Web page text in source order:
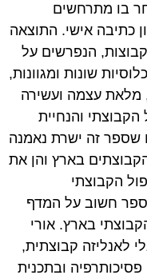
בו מתרחשים
כתיבה אישי. התוצאה
הנפרשים על
שונות ומגוונות,
עצמה ועשירה
והנחיית
שספר זה ישרת נאמנה
בארץ והן את
הקבוצתי
לספר חשוב על המדף
בארץ. אורי
לאנליזה קבוצתית,
ובתכנית